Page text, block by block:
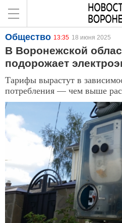
Общество 13:35 18 июня 2025
В Воронежской
подорожает
Тарифы вырастут в
потребления — чем выше